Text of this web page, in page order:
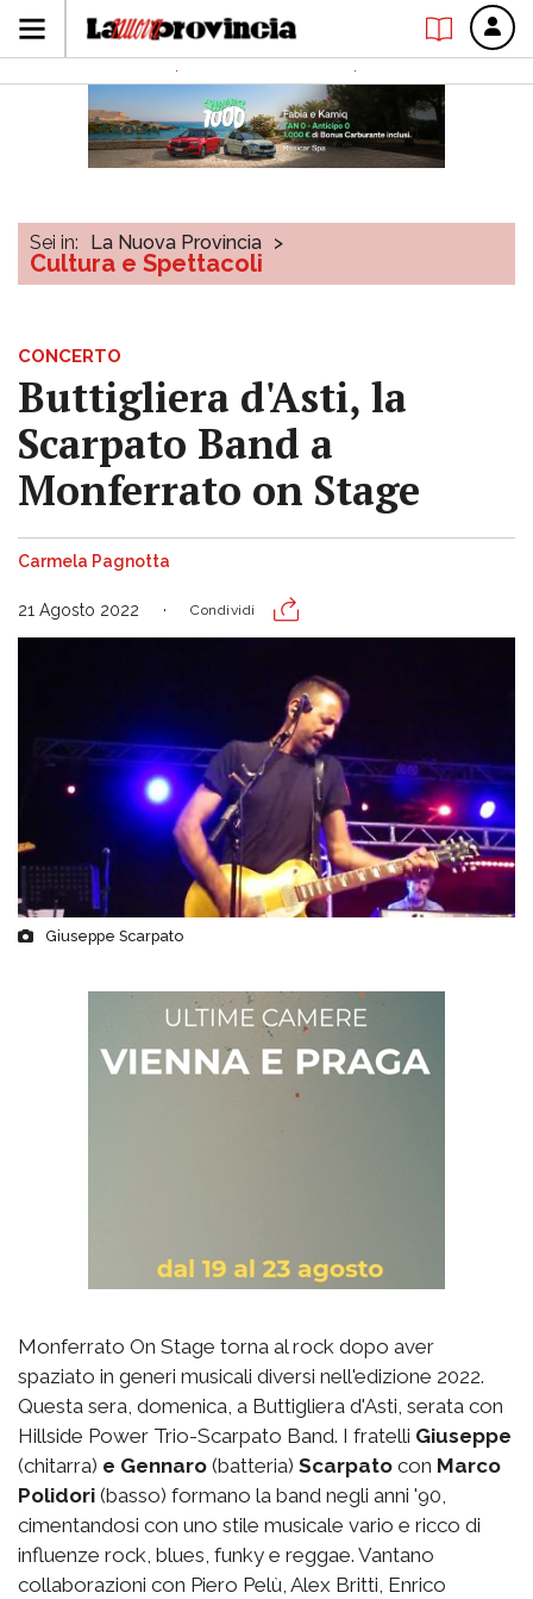
Sei in: La Nuova Provincia >
Cultura e Spettacoli
CONCERTO
Buttigliera d'Asti, la
Scarpato Band a
Monferrato on Stage
Carmela Pagnotta
21 Agosto 2022 Condividi
Giuseppe Scarpato
Monferrato On Stage torna al rock dopo aver
spaziato in generi musicali diversi nell'edizione 2022.
Questa sera, domenica, a Buttigliera d'Asti, serata con
Hillside Power Trio-Scarpato Band. I fratelli Giuseppe
(chitarra) e Gennaro (batteria) Scarpato con Marco
Polidori (basso) formano la band negli anni '90,
cimentandosi con uno stile musicale vario e ricco di
influenze rock, blues, funky e reggae. Vantano
collaborazioni con Piero Pelù, Alex Britti, Enrico